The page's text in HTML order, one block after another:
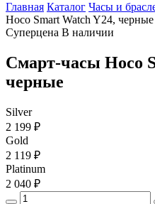
Главная Каталог Часы и
Hoco Smart Watch Y24, черные
Суперцена В наличии
Смарт-часы Hoco
черные
Silver
2 199 ₽
Gold
2 119 ₽
Platinum
2 040 ₽